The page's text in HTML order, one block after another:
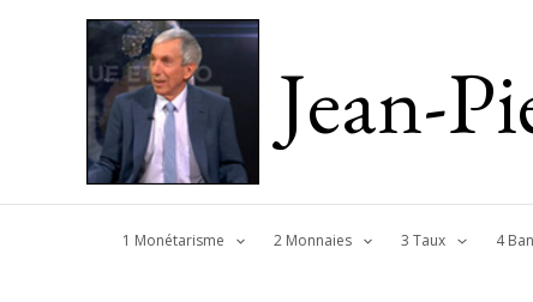
Jean-
1 Monétarisme 2 Monnaies 3 Taux 4